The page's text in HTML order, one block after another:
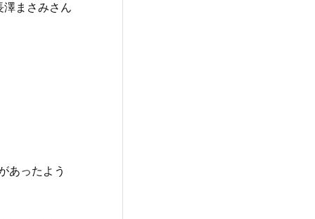
まさみさん
あったよう